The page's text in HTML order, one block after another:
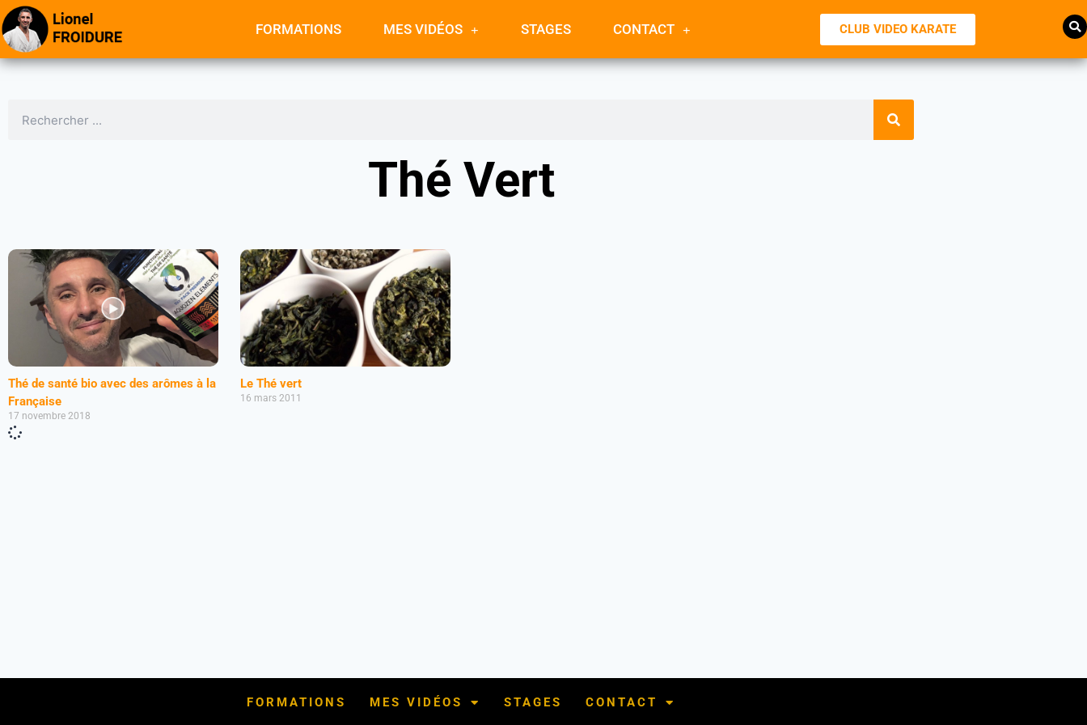
FORMATIONS MES VIDÉOS STAGES CONTACT CLUB VIDEO KARATE
Thé Vert
Thé de santé bio avec des arômes à la
Française
17 novembre 2018
Le Thé vert
16 mars 2011
FORMATIONS MES VIDÉOS STAGES CONTACT